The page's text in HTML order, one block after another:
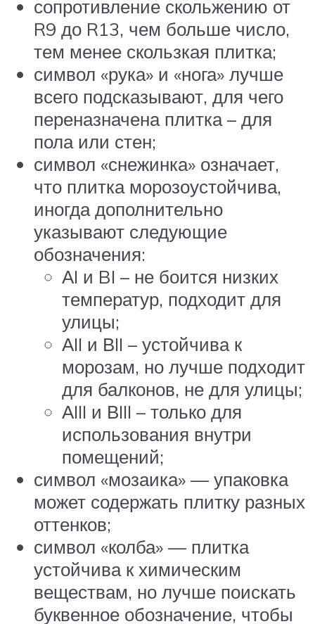
сопротивление скольжению от
R9 до R13, чем больше число,
тем менее скользкая плитка;
символ «рука» и «нога» лучше
всего подсказывают, для чего
переназначена плитка – для
пола или стен;
символ «снежинка» означает,
что плитка морозоустойчива,
иногда дополнительно
указывают следующие
обозначения:
АI и BI – не боится низких
температур, подходит для
улицы;
АII и ВII – устойчива к
морозам, но лучше подходит
для балконов, не для улицы;
АIII и ВIII – только для
использования внутри
помещений;
символ «мозаика» — упаковка
может содержать плитку разных
оттенков;
символ «колба» — плитка
устойчива к химическим
веществам, но лучше поискать
буквенное обозначение, чтобы